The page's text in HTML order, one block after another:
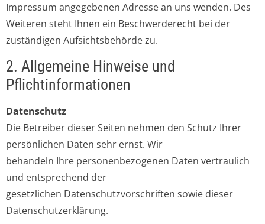
Impressum angegebenen Adresse an uns wenden. Des
Weiteren steht Ihnen ein Beschwerderecht bei der
zuständigen Aufsichtsbehörde zu.
2. Allgemeine Hinweise und
Pflichtinformationen
Datenschutz
Die Betreiber dieser Seiten nehmen den Schutz Ihrer
persönlichen Daten sehr ernst. Wir
behandeln Ihre personenbezogenen Daten vertraulich
und entsprechend der
gesetzlichen Datenschutzvorschriften sowie dieser
Datenschutzerklärung.